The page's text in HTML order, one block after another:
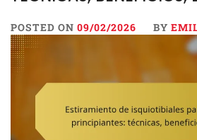
POSTED ON 09/02/2026 BY